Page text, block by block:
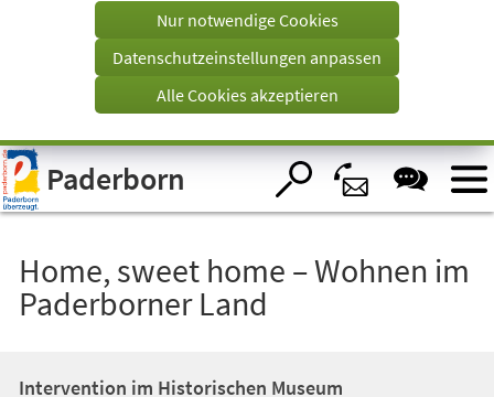
Visuelle
Assistenzsoftware
öffnen.
einem
Tab)
Nur notwendige Cookies
Datenschutzeinstellungen anpassen
Alle Cookies akzeptieren
Paderborn
Home, sweet home – Wohnen im
Paderborner Land
Intervention im Historischen Museum